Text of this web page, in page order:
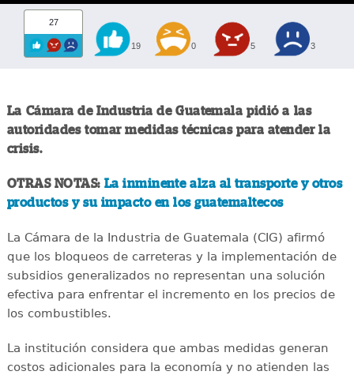
27
19 0 5 3
La Cámara de Industria de Guatemala pidió a las
autoridades tomar medidas técnicas para atender la
crisis.
OTRAS NOTAS: La inminente alza al transporte y otros
productos y su impacto en los guatemaltecos
La Cámara de la Industria de Guatemala (CIG) afirmó
que los bloqueos de carreteras y la implementación de
subsidios generalizados no representan una solución
efectiva para enfrentar el incremento en los precios de
los combustibles.
La institución considera que ambas medidas generan
costos adicionales para la economía y no atienden las